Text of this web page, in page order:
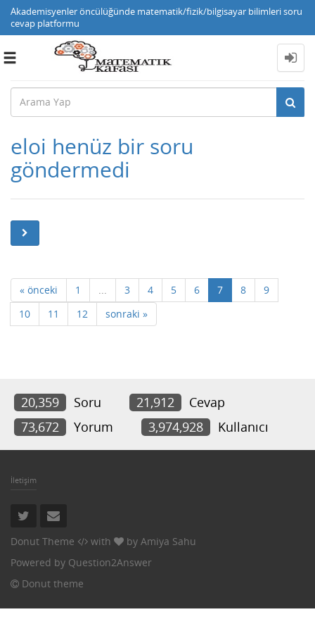
Akademisyenler öncülüğünde matematik/fizik/bilgisayar bilimleri soru
cevap platformu
Toggle
eloi henüz bir soru
göndermedi
« önceki 1 ... 3 4 5 6 7 8
9
10
11 12 sonraki »
20,359 Soru 21,912
Cevap
73,672
Yorum 3,974,928 Kullanıcı
İletişim
Donut Theme with by Amiya Sahu
Powered by Question2Answer
Donut theme